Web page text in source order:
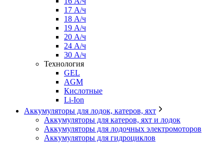
17 А/ч
18 А/ч
19 А/ч
20 А/ч
24 А/ч
30 А/ч
Технология
GEL
AGM
Кислотные
Li-Ion
Аккумуляторы для лодок, катеров, яхт
Аккумуляторы для катеров, яхт и лодок
Аккумуляторы для лодочных электромоторов
Аккумуляторы для гидроциклов